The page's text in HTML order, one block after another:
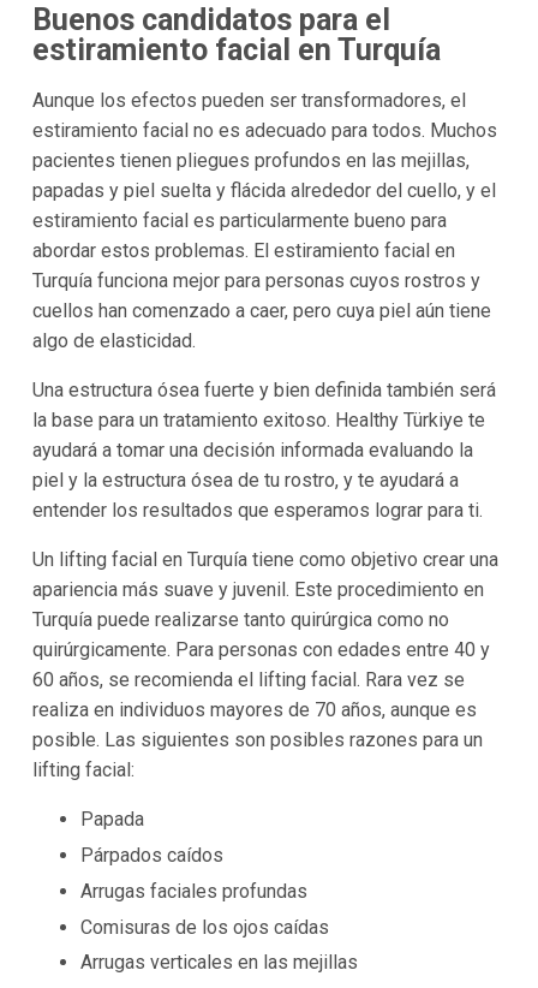
Buenos candidatos para el
estiramiento facial en Turquía
Aunque los efectos pueden ser transformadores, el
estiramiento facial no es adecuado para todos. Muchos
pacientes tienen pliegues profundos en las mejillas,
papadas y piel suelta y flácida alrededor del cuello, y el
estiramiento facial es particularmente bueno para
abordar estos problemas. El estiramiento facial en
Turquía funciona mejor para personas cuyos rostros y
cuellos han comenzado a caer, pero cuya piel aún tiene
algo de elasticidad.
Una estructura ósea fuerte y bien definida también será
la base para un tratamiento exitoso. Healthy Türkiye te
ayudará a tomar una decisión informada evaluando la
piel y la estructura ósea de tu rostro, y te ayudará a
entender los resultados que esperamos lograr para ti.
Un lifting facial en Turquía tiene como objetivo crear una
apariencia más suave y juvenil. Este procedimiento en
Turquía puede realizarse tanto quirúrgica como no
quirúrgicamente. Para personas con edades entre 40 y
60 años, se recomienda el lifting facial. Rara vez se
realiza en individuos mayores de 70 años, aunque es
posible. Las siguientes son posibles razones para un
lifting facial:
Papada
Párpados caídos
Arrugas faciales profundas
Comisuras de los ojos caídas
Arrugas verticales en las mejillas